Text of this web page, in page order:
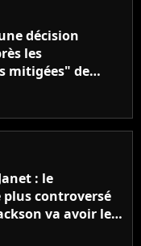
décision
les
mitigées" de
&
: le
plus controversé
va avoir le
série